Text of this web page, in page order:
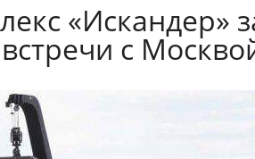
«Искандер»
с